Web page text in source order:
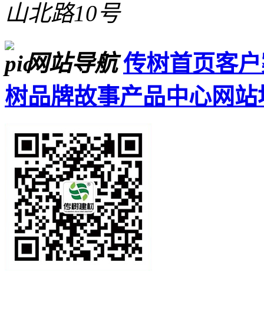
山北路10号
网站导航 传树首页客
树品牌故事产品中心网站